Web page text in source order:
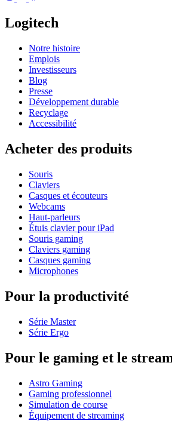
Logitech
Notre histoire
Emplois
Investisseurs
Blog
Presse
Développement durable
Recyclage
Accessibilité
Acheter des produits
Souris
Claviers
Casques et écouteurs
Webcams
Haut-parleurs
Étuis clavier pour iPad
Souris gaming
Claviers gaming
Casques gaming
Microphones
Pour la productivité
Série Master
Série Ergo
Pour le gaming et le
Astro Gaming
Gaming professionnel
Simulation de course
Équipement de streaming